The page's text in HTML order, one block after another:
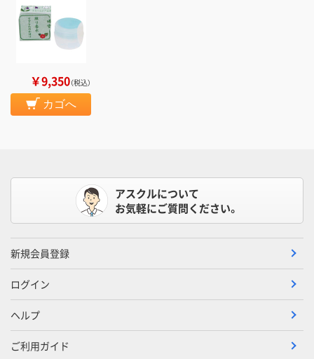
￥9,350（税込）
カゴへ
アスクルについて
お気軽にご質問ください。
新規会員登録
ログイン
ヘルプ
ご利用ガイド